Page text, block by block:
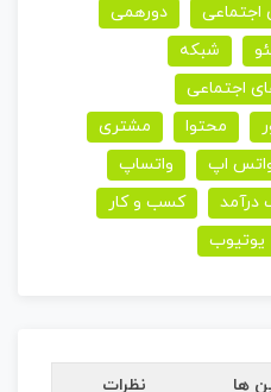
اجتماعی
دورهمی
شبکه
اجتماعی
محتوا
مشتری
اپ
واتساپ
کسب و کار
یوتیوب
ها نظرات